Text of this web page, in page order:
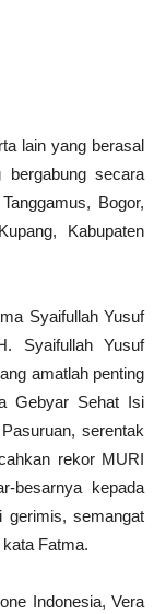
lain yang berasal
secara
Bogor,
Kabupaten
Syaifullah Yusuf
Syaifullah Yusuf
amatlah penting
Gebyar Sehat Isi
serentak
rekor MURI
besarnya kepada
gerimis, semangat
Fatma.
Indonesia, Vera